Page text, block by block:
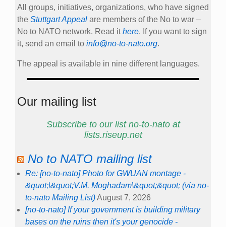
All groups, initiatives, organizations, who have signed
the Stuttgart Appeal are members of the No to war –
No to NATO network. Read ithere. If you want to sign
it, send an email to info@no-to-nato.org.
The appeal is available in nine different languages.
Our mailing list
Subscribe to our list no-to-nato at
lists.riseup.net
No to NATO mailing list
Re: [no-to-nato] Photo for GWUAN montage -
&quot;\&quot;V.M. Moghadam\&quot;&quot; (via no-
to-nato Mailing List)August 7, 2026
[no-to-nato] If your government is building military
bases on the ruins then it's your genocide -